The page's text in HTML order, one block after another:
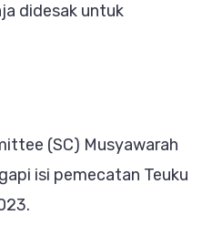
didesak untuk
(SC) Musyawarah
isi pemecatan Teuku